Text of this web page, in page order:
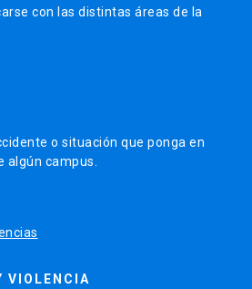
con las distintas áreas de la
o situación que ponga en
algún campus.
VIOLENCIA